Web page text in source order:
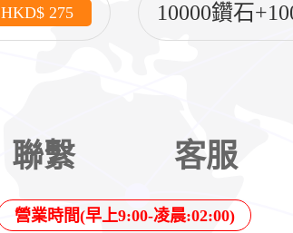
HKD$ 275 10000鑽石
聯繫 客服
營業時間(早上9:00-凌晨:02:00)